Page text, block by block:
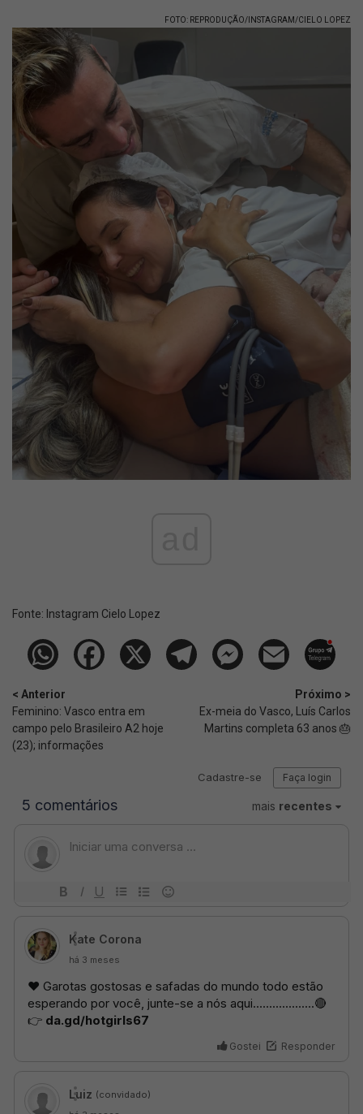
FOTO: REPRODUÇÃO/INSTAGRAM/CIELO LOPEZ
Fonte: Instagram Cielo Lopez
< Anterior
Feminino: Vasco entra em
campo pelo Brasileiro A2 hoje
(23); informações
Próximo >
Ex-meia do Vasco, Luís Carlos
Martins completa 63 anos 🎂